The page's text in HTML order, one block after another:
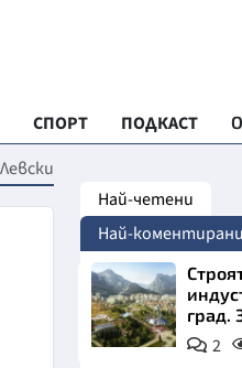
СПОРТ ПОДКАСТ
"ЧУДЕСАТА НА
Най-четени
Най-коментирани
град.
чакат
2